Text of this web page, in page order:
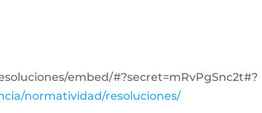
embed/#?secret=mRvPgSnc2t#?
normatividad/resoluciones/